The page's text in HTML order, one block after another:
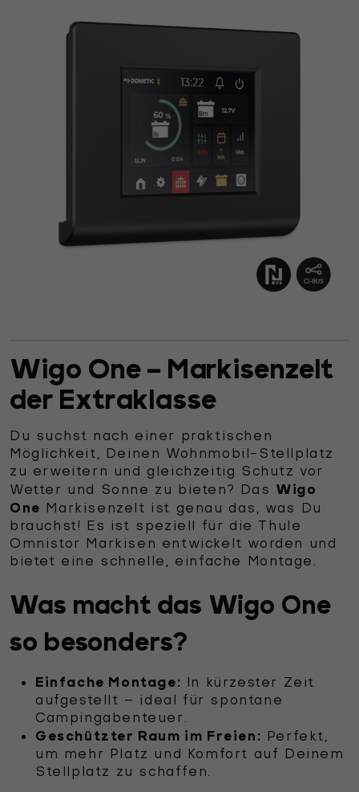
Wigo One – Markisenzelt
der Extraklasse
Du suchst nach einer praktischen
Möglichkeit, Deinen Wohnmobil-Stellplatz
zu erweitern und gleichzeitig Schutz vor
Wetter und Sonne zu bieten? Das Wigo
One Markisenzelt ist genau das, was Du
brauchst! Es ist speziell für die Thule
Omnistor Markisen entwickelt worden und
bietet eine schnelle, einfache Montage.
Was macht das Wigo One
so besonders?
Einfache Montage: In kürzester Zeit
aufgestellt – ideal für spontane
Campingabenteuer.
Geschützter Raum im Freien: Perfekt,
um mehr Platz und Komfort auf Deinem
Stellplatz zu schaffen.